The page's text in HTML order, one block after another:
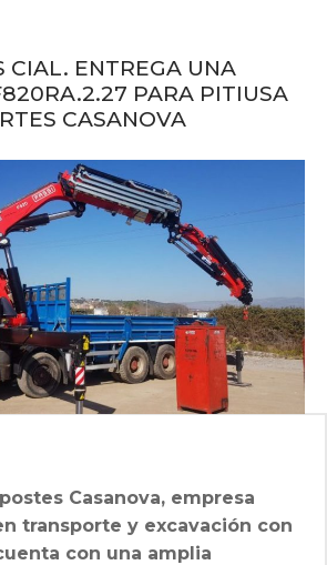
CIAL. ENTREGA UNA
PARA PITIUSA
CASANOVA
Casanova, empresa
transporte y excavación con
con una amplia